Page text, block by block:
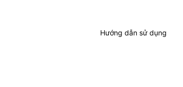
Hướng dẫn sử dụng